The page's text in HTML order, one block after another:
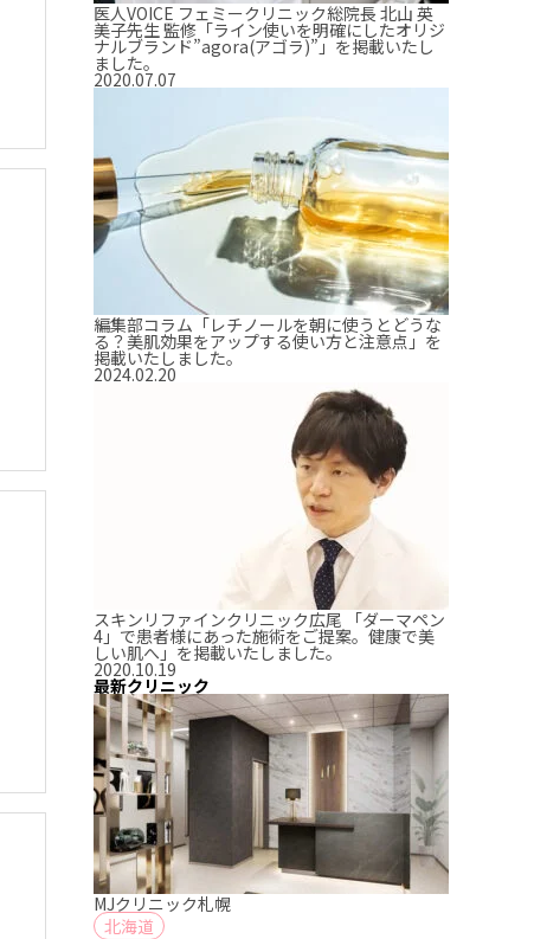
医人VOICE フェミークリニック総院長 北山 英
美子先生 監修「ライン使いを明確にしたオリジ
ナルブランド”agora(アゴラ)”」を掲載いたし
ました。
2020.07.07
編集部コラム「レチノールを朝に使うとどうな
る？美肌効果をアップする使い方と注意点」を
掲載いたしました。
2024.02.20
スキンリファインクリニック広尾 「ダーマペン
4」で患者様にあった施術をご提案。健康で美
しい肌へ」を掲載いたしました。
2020.10.19
最新クリニック
MJクリニック札幌
北海道